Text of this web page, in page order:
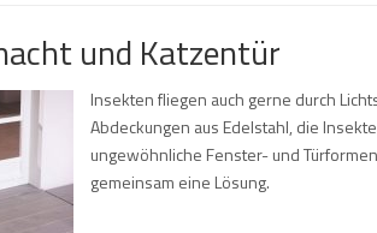
und Katzentür
Insekten fliegen auch gerne durch
Abdeckungen aus Edelstahl, die
ungewöhnliche Fenster- und
gemeinsam eine Lösung.